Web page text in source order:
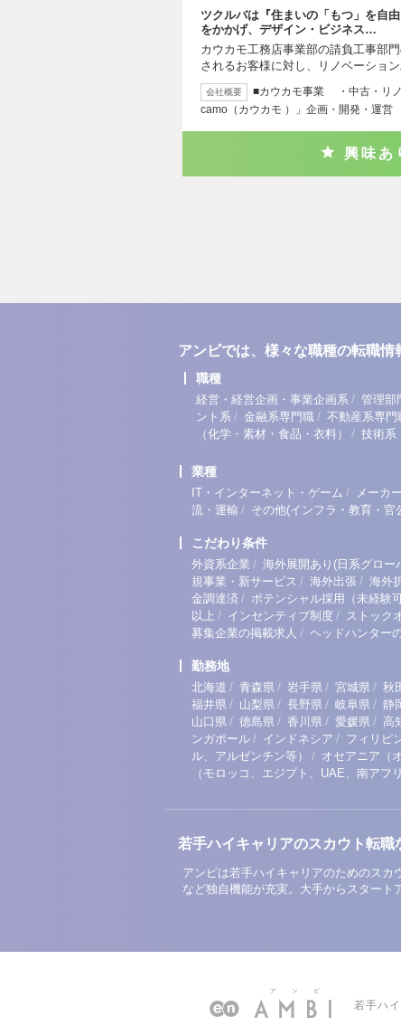
ツクルバは『住まいの「もつ」を自
をかかげ、デザイン・ビジネス…
カウカモ工務店事業部の請負工事部
されるお客様に対し、リノベーショ
会社概要
■カウカモ事業 ・中古・リ
camo（カウカモ ）」企画・開発・運
興味あ
アンビでは、様々な職種の転職情
職種
経営・経営企画・事業企画系 / 管理部
ント系 / 金融系専門職 / 不動産系専門
（化学・素材・食品・衣料）
/ 技術系
業種
IT・インターネット・ゲーム / メーカー
流・運輸 / その他(インフラ・教育・官
こだわり条件
外資系企業 / 海外展開あり(日系グロー
規事業・新サービス / 海外出張 / 海外
金調達済 / ポテンシャル採用（未経験可
以上 / インセンティブ制度 / ストック
募集企業の掲載求人 / ヘッドハンター
勤務地
北海道 / 青森県 / 岩手県 / 宮城県 / 秋
福井県 / 山梨県 / 長野県 / 岐阜県 / 静
山口県 / 徳島県 / 香川県 / 愛媛県 / 高
ンガポール / インドネシア / フィリピ
ル、アルゼンチン等）
/ オセアニア（
（モロッコ、エジプト、UAE、南アフ
若手ハイキャリアのスカウト転職
アンビは若手ハイキャリアのためのス
など独自機能が充実。大手からスタート
若手ハ